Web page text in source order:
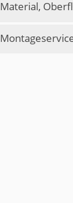
Material,